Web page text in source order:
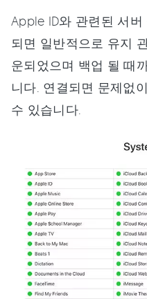
Apple ID와 관련된 서
되면 일반적으로 유지
운되었으며 백업 될 때
니다. 연결되면 문제없
수 있습니다.